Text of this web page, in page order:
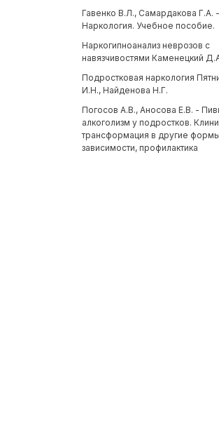
Гавенко В.Л., Самардакова Г.А. -
Наркология. Учебное пособие.
Наркогипноанализ неврозов с
навязчивостями Каменецкий
Подростковая наркология
И.Н., Найденова Н.Г.
Погосов А.В., Аносова Е.В. -
алкоголизм у подростков.
трансформация в другие формы
зависимости, профилактика